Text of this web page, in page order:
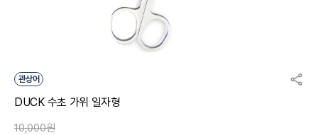
관상어
DUCK 수초 가위 일자형
10,000원